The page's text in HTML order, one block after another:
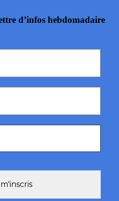
d’infos hebdomadaire